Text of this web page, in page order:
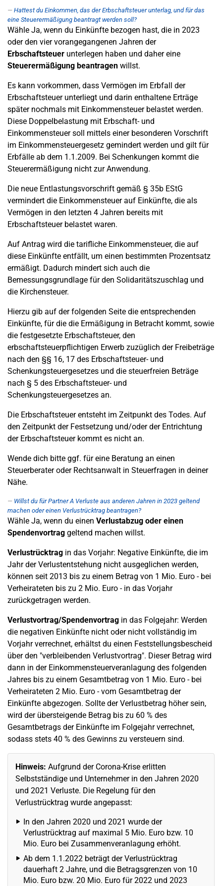
Hattest du Einkommen, das der Erbschaftsteuer unterlag, und für das
eine Steuerermäßigung beantragt werden soll?
Wähle Ja, wenn du Einkünfte bezogen hast, die in 2023
oder den vier vorangegangenen Jahren der
Erbschaftsteuer unterlegen haben und daher eine
Steuerermäßigung beantragen willst.
Es kann vorkommen, dass Vermögen im Erbfall der
Erbschaftsteuer unterliegt und darin enthaltene Erträge
später nochmals mit Einkommensteuer belastet werden.
Diese Doppelbelastung mit Erbschaft- und
Einkommensteuer soll mittels einer besonderen Vorschrift
im Einkommensteuergesetz gemindert werden und gilt für
Erbfälle ab dem 1.1.2009. Bei Schenkungen kommt die
Steuerermäßigung nicht zur Anwendung.
Die neue Entlastungsvorschrift gemäß § 35b EStG
vermindert die Einkommensteuer auf Einkünfte, die als
Vermögen in den letzten 4 Jahren bereits mit
Erbschaftsteuer belastet waren.
Auf Antrag wird die tarifliche Einkommensteuer, die auf
diese Einkünfte entfällt, um einen bestimmten Prozentsatz
ermäßigt. Dadurch mindert sich auch die
Bemessungsgrundlage für den Solidaritätszuschlag und
die Kirchensteuer.
Hierzu gib auf der folgenden Seite die entsprechenden
Einkünfte, für die die Ermäßigung in Betracht kommt, sowie
die festgesetzte Erbschaftsteuer, den
erbschaftsteuerpflichtigen Erwerb zuzüglich der Freibeträge
nach den §§ 16, 17 des Erbschaftsteuer- und
Schenkungsteuergesetzes und die steuerfreien Beträge
nach § 5 des Erbschaftsteuer- und
Schenkungsteuergesetzes an.
Die Erbschaftsteuer entsteht im Zeitpunkt des Todes. Auf
den Zeitpunkt der Festsetzung und/oder der Entrichtung
der Erbschaftsteuer kommt es nicht an.
Wende dich bitte ggf. für eine Beratung an einen
Steuerberater oder Rechtsanwalt in Steuerfragen in deiner
Nähe.
Willst du für Partner A Verluste aus anderen Jahren in 2023 geltend
machen oder einen Verlustrücktrag beantragen?
Wähle Ja, wenn du einen Verlustabzug oder einen
Spendenvortrag geltend machen willst.
Verlustrücktrag in das Vorjahr: Negative Einkünfte, die im
Jahr der Verlustentstehung nicht ausgeglichen werden,
können seit 2013 bis zu einem Betrag von 1 Mio. Euro - bei
Verheirateten bis zu 2 Mio. Euro - in das Vorjahr
zurückgetragen werden.
Verlustvortrag/Spendenvortrag in das Folgejahr: Werden
die negativen Einkünfte nicht oder nicht vollständig im
Vorjahr verrechnet, erhältst du einen Feststellungsbescheid
über den "verbleibenden Verlustvortrag". Dieser Betrag wird
dann in der Einkommensteuerveranlagung des folgenden
Jahres bis zu einem Gesamtbetrag von 1 Mio. Euro - bei
Verheirateten 2 Mio. Euro - vom Gesamtbetrag der
Einkünfte abgezogen. Sollte der Verlustbetrag höher sein,
wird der übersteigende Betrag bis zu 60 % des
Gesamtbetrags der Einkünfte im Folgejahr verrechnet,
sodass stets 40 % des Gewinns zu versteuern sind.
Hinweis: Aufgrund der Corona-Krise erlitten
Selbstständige und Unternehmer in den Jahren 2020
und 2021 Verluste. Die Regelung für den
Verlustrücktrag wurde angepasst:
In den Jahren 2020 und 2021 wurde der
Verlustrücktrag auf maximal 5 Mio. Euro bzw. 10
Mio. Euro bei Zusammenveranlagung erhöht.
Ab dem 1.1.2022 beträgt der Verlustrücktrag
dauerhaft 2 Jahre, und die Betragsgrenzen von 10
Mio. Euro bzw. 20 Mio. Euro für 2022 und 2023